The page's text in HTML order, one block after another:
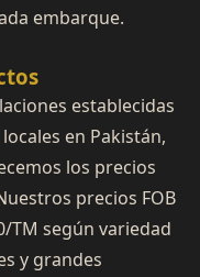
embarque.
establecidas
en Pakistán,
los precios
precios FOB
TM según variedad
y grandes